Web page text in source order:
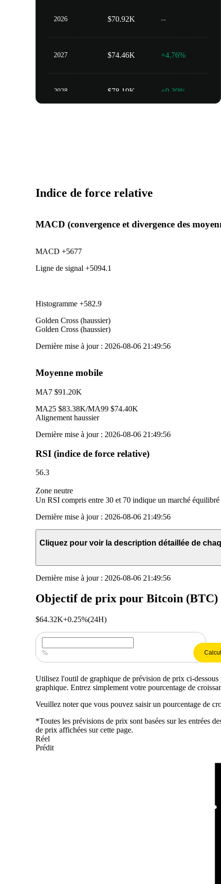
2026
2027
2028
$70.92K
$74.46K
$78.19K
--
+4.76%
+9.30%
Indice de force relative
MACD (convergence et divergence des
MACD +5677
Ligne de signal +5094.1
Histogramme +582.9
Golden Cross (haussier)
Golden Cross (haussier)
Dernière mise à jour : 2026-08-06 21:49:56
Moyenne mobile
MA7 $91.20K
MA25 $83.38K/MA99 $74.40K
Alignement haussier
Dernière mise à jour : 2026-08-06 21:49:56
RSI (indice de force relative)
56.3
Zone neutre
Un RSI compris entre 30 et 70 indique un marché
Dernière mise à jour : 2026-08-06 21:49:56
Cliquez pour voir la description détaillée de
Dernière mise à jour : 2026-08-06 21:49:56
Objectif de prix pour Bitcoin (BTC)
$64.32K+0.25%(24H)
%
Utilisez l'outil de graphique de prévision de prix ci-
graphique. Entrez simplement votre pourcentage de
Veuillez noter que vous pouvez saisir un pourcentage de
*Toutes les prévisions de prix sont basées sur les entrées
de prix affichées sur cette page.
Réel
Prédit